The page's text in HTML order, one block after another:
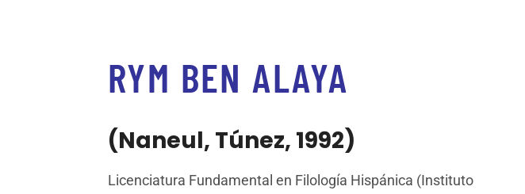
RYM BEN ALAYA
(Naneul, Túnez, 1992)
Licenciatura Fundamental en Filología Hispánica (Instituto